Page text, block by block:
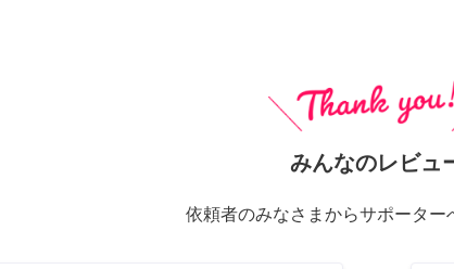
みんなのレビュ
依頼者のみなさまからサポーター